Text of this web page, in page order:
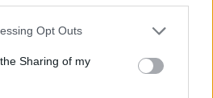
Opt Outs
Sharing of my
di